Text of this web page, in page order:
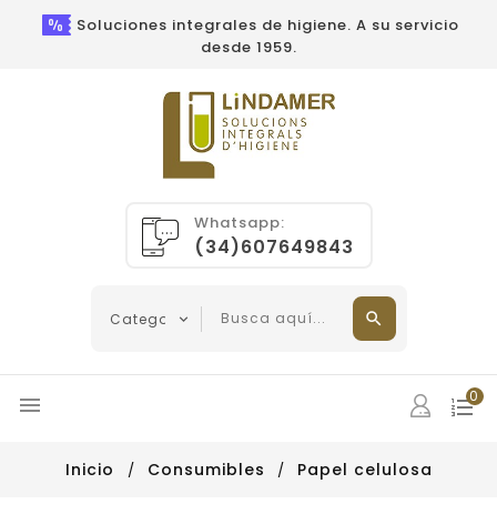
Soluciones integrales de higiene. A su servicio
desde 1959.
Whatsapp:
(34)607649843
 0
Inicio Consumibles Papel celulosa